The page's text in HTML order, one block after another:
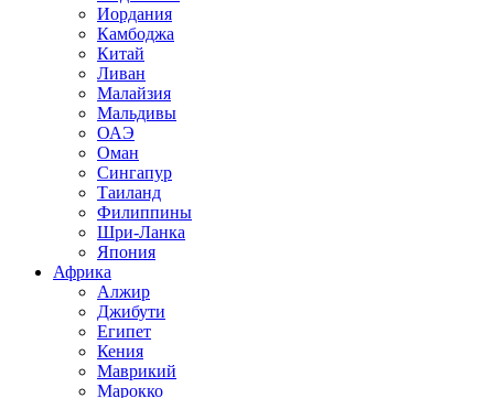
Иордания
Камбоджа
Китай
Ливан
Малайзия
Мальдивы
ОАЭ
Оман
Сингапур
Таиланд
Филиппины
Шри-Ланка
Япония
Африка
Алжир
Джибути
Египет
Кения
Маврикий
Марокко